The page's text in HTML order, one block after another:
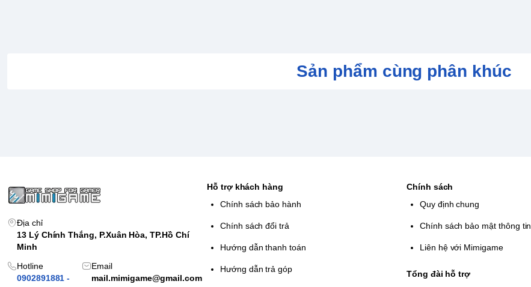
Sản phẩm cùng phân khúc
Địa chỉ
13 Lý Chính Thắng, P.Xuân Hòa, TP.Hồ Chí
Minh
Hotline
0902891881 -
Email
mail.mimigame@gmail.com
Hỗ trợ khách hàng
Chính sách bảo hành
Chính sách đổi trả
Hướng dẫn thanh toán
Hướng dẫn trả góp
Chính sách
Quy định chung
Chính sách bảo mật thông tin
Liên hệ với Mimigame
Tổng đài hỗ trợ